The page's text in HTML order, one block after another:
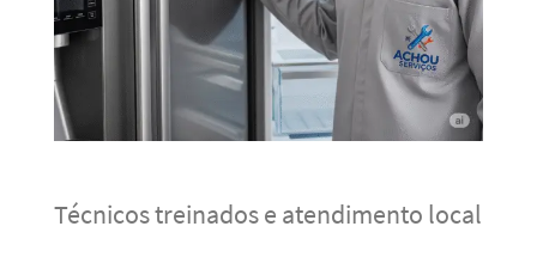
Técnicos treinados e atendimento local